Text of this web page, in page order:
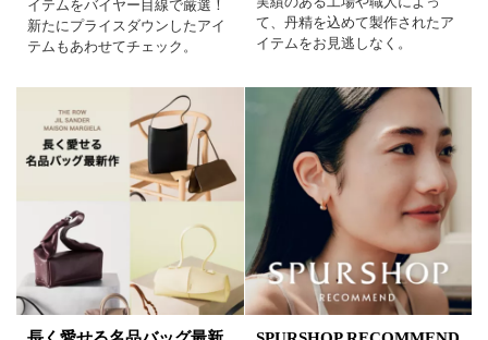
イテムをバイヤー目線で厳選！
新たにプライスダウンしたアイ
テムもあわせてチェック。
て、丹精を込めて製作されたア
イテムをお見逃しなく。